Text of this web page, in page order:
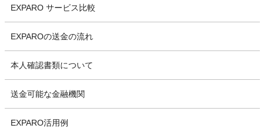
EXPARO サービス比較
EXPAROの送金の流れ
本人確認書類について
送金可能な金融機関
EXPARO活用例